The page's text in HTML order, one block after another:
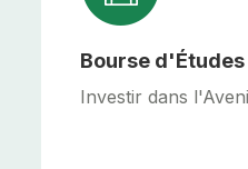
Bourse d'Études
Investir dans